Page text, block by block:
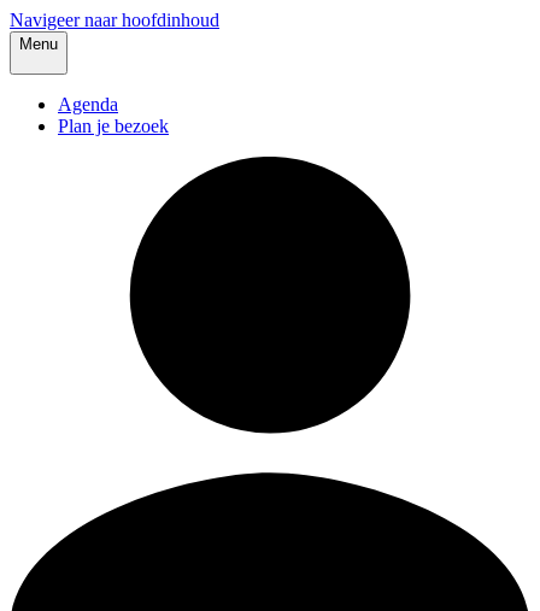
Navigeer naar hoofdinhoud
Menu
Agenda
Plan je bezoek